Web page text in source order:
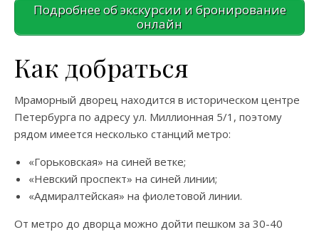
Подробнее об экскурсии и бронирование
онлайн
Как добраться
Мраморный дворец находится в историческом центре
Петербурга по адресу ул. Миллионная 5/1, поэтому
рядом имеется несколько станций метро:
«Горьковская» на синей ветке;
«Невский проспект» на синей линии;
«Адмиралтейская» на фиолетовой линии.
От метро до дворца можно дойти пешком за 30-40